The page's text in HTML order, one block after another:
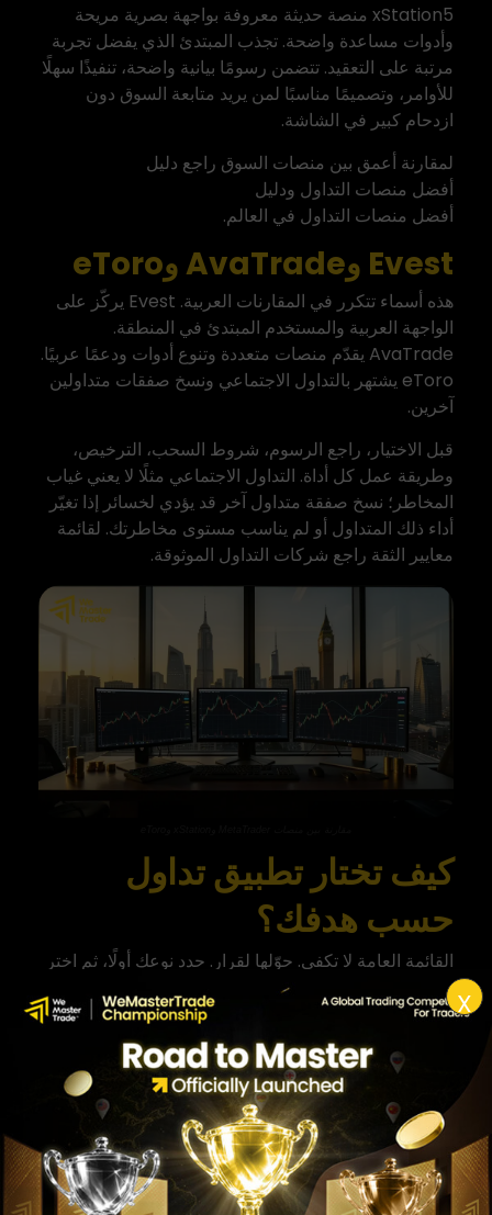
X
xStation5 منصة حديثة معروفة بواجهة بصرية مريحة
وأدوات مساعدة واضحة. تجذب المبتدئ الذي يفضل تجربة
مرتبة على التعقيد. تتضمن رسومًا بيانية واضحة، تنفيذًا سهلًا
للأوامر، وتصميمًا مناسبًا لمن يريد متابعة السوق دون
ازدحام كبير في الشاشة.
لمقارنة أعمق بين منصات السوق راجع دليل
أفضل منصات التداول ودليل
أفضل منصات التداول في العالم.
Evest وAvaTrade وeToro
هذه أسماء تتكرر في المقارنات العربية. Evest يركّز على
الواجهة العربية والمستخدم المبتدئ في المنطقة.
AvaTrade يقدّم منصات متعددة وتنوع أدوات ودعمًا عربيًا.
eToro يشتهر بالتداول الاجتماعي ونسخ صفقات متداولين
آخرين.
قبل الاختيار، راجع الرسوم، شروط السحب، الترخيص،
وطريقة عمل كل أداة. التداول الاجتماعي مثلًا لا يعني غياب
المخاطر؛ نسخ صفقة متداول آخر قد يؤدي لخسائر إذا تغيّر
أداء ذلك المتداول أو لم يناسب مستوى مخاطرتك. لقائمة
معايير الثقة راجع شركات التداول الموثوقة.
كيف تختار تطبيق تداول
حسب هدفك؟
القائمة العامة لا تكفي. حوّلها لقرار. حدد نوعك أولًا، ثم اختر
التطبيق الذي يخدم هذا النوع. أفضل طريقة عملية هي كتابة
أولوياتك: هل تريد التعلم؟ السرعة؟ أدوات تحليل؟ تداول
اجتماعي؟ واجهة عربية؟ بعد ذلك يصبح الاختيار أسهل.
إذا كنت مبتدئًا
ركّز على البساطة. اختر تطبيقًا بواجهة عربية واضحة،
حساب تجريبي، ومحتوى تعليمي. تجنّب الأدوات المعقدة في
البداية. تدرّب على الحساب التجريبي حتى تفهم الأوامر،
الهامش، وقف الخسارة، وجني الأرباح قبل الانتقال